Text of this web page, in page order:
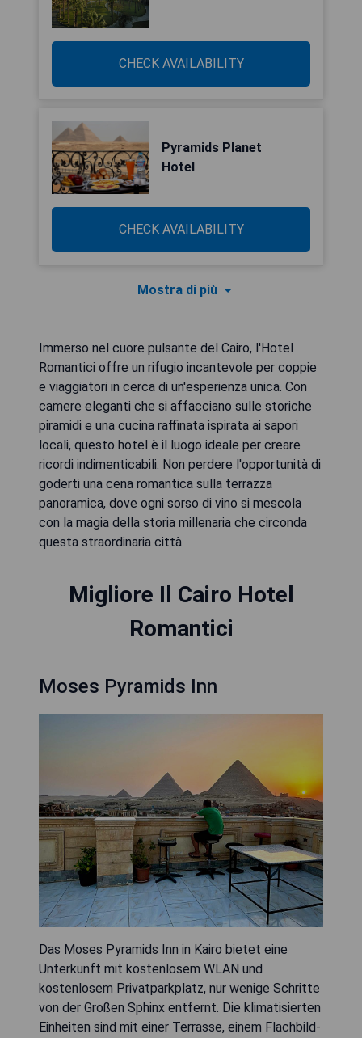
CHECK AVAILABILITY
Pyramids Planet
Hotel
CHECK AVAILABILITY
Mostra di più
Immerso nel cuore pulsante del Cairo, l'Hotel
Romantici offre un rifugio incantevole per coppie
e viaggiatori in cerca di un'esperienza unica. Con
camere eleganti che si affacciano sulle storiche
piramidi e una cucina raffinata ispirata ai sapori
locali, questo hotel è il luogo ideale per creare
ricordi indimenticabili. Non perdere l'opportunità di
goderti una cena romantica sulla terrazza
panoramica, dove ogni sorso di vino si mescola
con la magia della storia millenaria che circonda
questa straordinaria città.
Migliore Il Cairo Hotel
Romantici
Moses Pyramids Inn
Das Moses Pyramids Inn in Kairo bietet eine
Unterkunft mit kostenlosem WLAN und
kostenlosem Privatparkplatz, nur wenige Schritte
von der Großen Sphinx entfernt. Die klimatisierten
Einheiten sind mit einer Terrasse, einem Flachbild-